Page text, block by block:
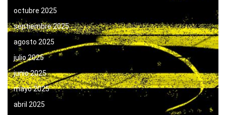
octubre 2025
septiembre 2025
agosto 2025
julio 2025
junio 2025
mayo 2025
abril 2025